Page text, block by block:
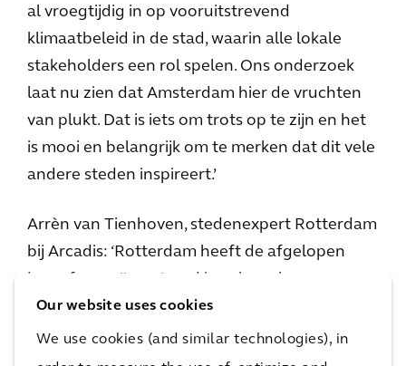
Our website uses cookies
We use cookies (and similar technologies), in
al vroegtijdig in op vooruitstrevend
klimaatbeleid in de stad, waarin alle lokale
stakeholders een rol spelen. Ons onderzoek
laat nu zien dat Amsterdam hier de vruchten
van plukt. Dat is iets om trots op te zijn en het
is mooi en belangrijk om te merken dat dit vele
andere steden inspireert.’
Arrèn van Tienhoven, stedenexpert Rotterdam
bij Arcadis: ‘Rotterdam heeft de afgelopen
jaren fors geïnvesteerd in zaken als
vergroening, circulaire economie en kwaliteit
van de buitenruimte. We zien dit onder meer
terug in de ontwikkeling van de acht